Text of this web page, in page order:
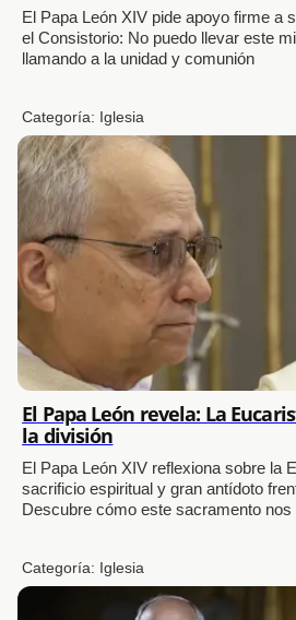
El Papa León XIV pide apoyo firme a
el Consistorio: No puedo llevar este
llamando a la unidad y comunión
Categoría: Iglesia
El Papa León revela: La
la división
El Papa León XIV reflexiona sobre la
sacrificio espiritual y gran antídoto
Descubre cómo este sacramento nos
Categoría: Iglesia